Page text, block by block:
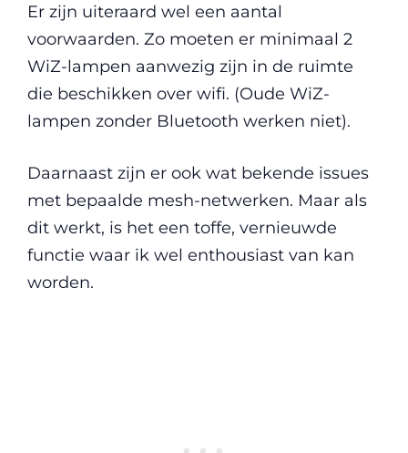
Er zijn uiteraard wel een aantal
voorwaarden. Zo moeten er minimaal 2
WiZ-lampen aanwezig zijn in de ruimte
die beschikken over wifi. (Oude WiZ-
lampen zonder Bluetooth werken niet).
Daarnaast zijn er ook wat bekende issues
met bepaalde mesh-netwerken. Maar als
dit werkt, is het een toffe, vernieuwde
functie waar ik wel enthousiast van kan
worden.